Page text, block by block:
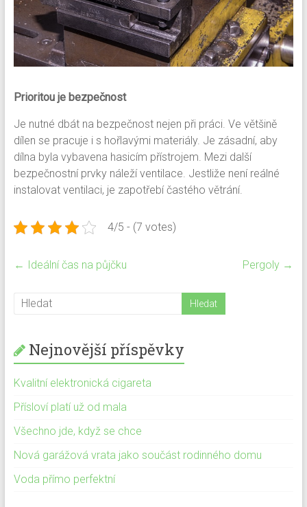
Prioritou je bezpečnost
Je nutné dbát na bezpečnost nejen při práci. Ve většině
dílen se pracuje i s hořlavými materiály. Je zásadní, aby
dílna byla vybavena hasicím přístrojem. Mezi další
bezpečnostní prvky náleží ventilace. Jestliže není reálné
instalovat ventilaci, je zapotřebí častého větrání.
4/5 - (7 votes)
← Ideální čas na půjčku Pergoly →
Nejnovější příspěvky
Kvalitní elektronická cigareta
Přísloví platí už od mala
Všechno jde, když se chce
Nová garážová vrata jako součást rodinného domu
Voda přímo perfektní